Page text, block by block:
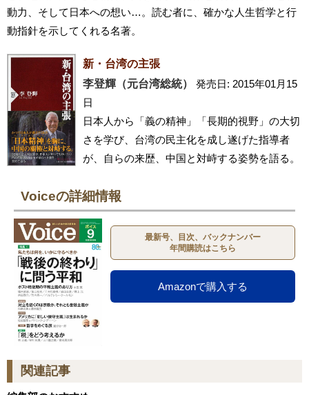
動力、そして日本への想い…。読む者に、確かな人生哲学と行
動指針を示してくれる名著。
新・台湾の主張
李登輝（元台湾総統）
発売日: 2015年01月15
日
日本人から「義の精神」「長期的視野」の大切
さを学び、台湾の民主化を成し遂げた指導者
が、自らの来歴、中国と対峙する姿勢を語る。
Voiceの詳細情報
最新号、目次、バックナンバー
年間購読はこちら
Amazonで購入する
関連記事